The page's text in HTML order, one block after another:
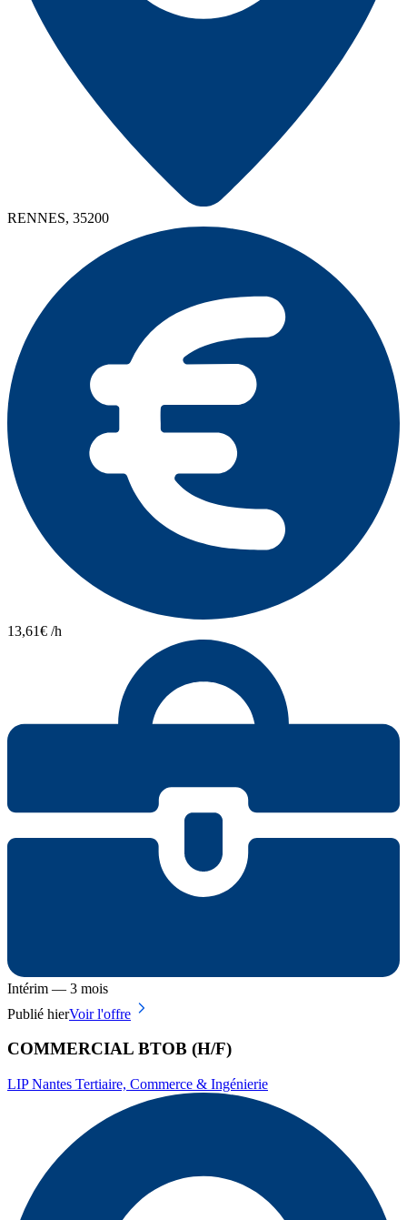
RENNES, 35200
13,61€ /h
Intérim — 3 mois
Publié hierVoir l'offre
COMMERCIAL BTOB (H/F)
LIP Nantes Tertiaire, Commerce & Ingénierie